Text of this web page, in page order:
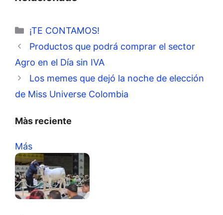
Categorías
¡TE CONTAMOS!
Productos que podrá comprar el sector
Agro en el Día sin IVA
Los memes que dejó la noche de elección
de Miss Universe Colombia
Màs reciente
Más